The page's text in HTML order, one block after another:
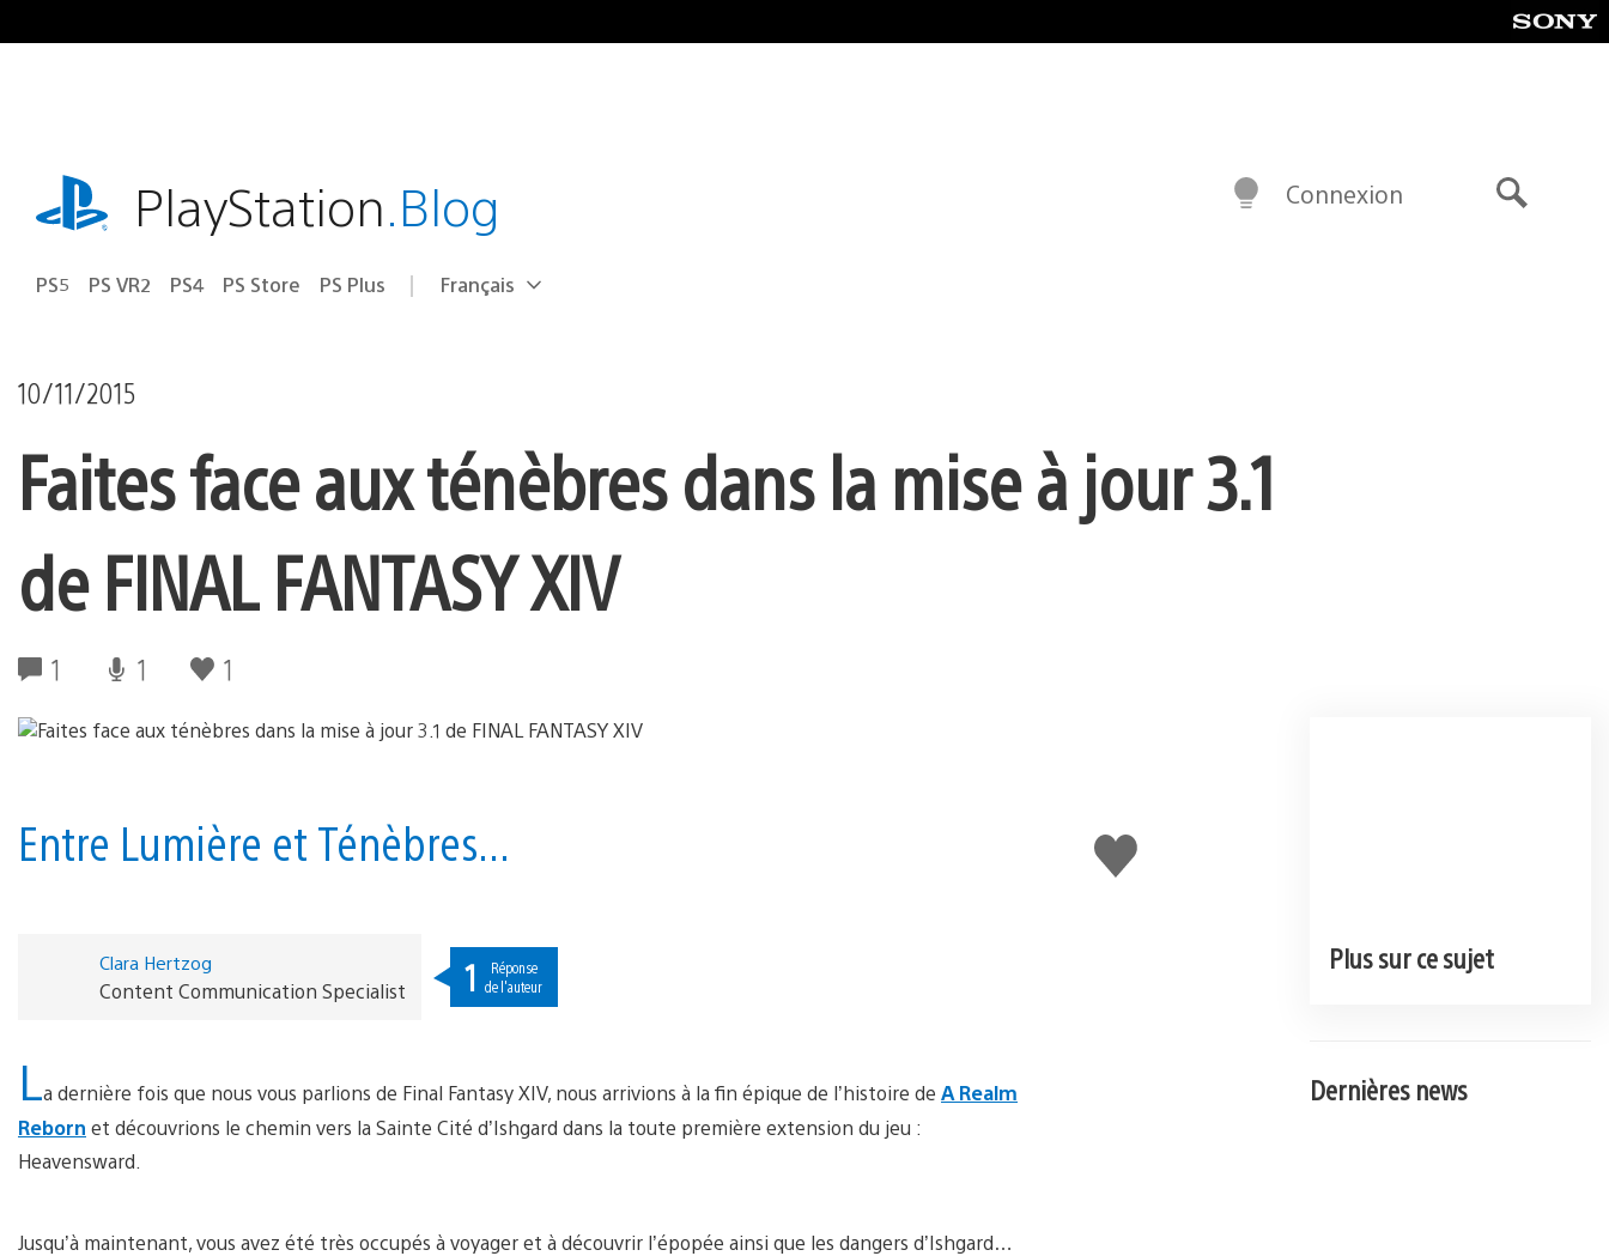
au
playstation.comPlayStation.Blog
PS5 PS VR2 PS4 PS Store PS Plus Choisir
Région
Français
Connexion
10/11/2015
Faites face aux ténèbres dans la mise à jour 3.1
de FINAL FANTASY XIV
1 1 1
J'aime
Entre Lumière et Ténèbres...
Clara Hertzog
Content Communication Specialist 1
Réponse
de l'auteur
La dernière fois que nous vous parlions de Final Fantasy XIV, nous arrivions à la fin épique de l’histoire de A Realm
Reborn et découvrions le chemin vers la Sainte Cité d’Ishgard dans la toute première extension du jeu :
Heavensward.
Jusqu’à maintenant, vous avez été très occupés à voyager et à découvrir l’épopée ainsi que les dangers d’Ishgard…
Plus sur ce sujet
Dernières news